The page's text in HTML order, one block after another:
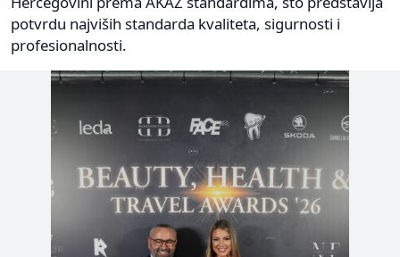
potvrdu najviših standarda kvaliteta, sigurnosti i
profesionalnosti.